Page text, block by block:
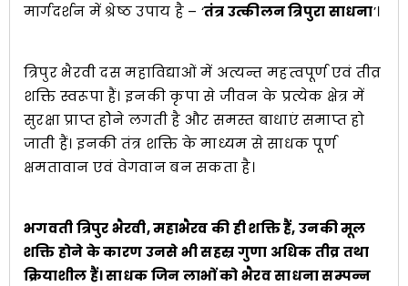
मार्गदर्शन में श्रेष्ठ उपाय है – ‘तंत्र उत्कीलन त्रिपुरा साधना’।
त्रिपुर भैरवी दस महाविद्याओं में अत्यन्त महत्वपूर्ण एवं तीव्र
शक्ति स्वरूपा हैं। इनकी कृपा से जीवन के प्रत्येक क्षेत्र में
सुरक्षा प्राप्त होेने लगती है और समस्त बाधाएं समाप्त हो
जाती हैं। इनकी तंत्र शक्ति के माध्यम से साधक पूर्ण
क्षमतावान एवं वेगवान बन सकता है।
भगवती त्रिपुर भैरवी, महाभैरव की ही शक्ति हैं, उनकी मूल
शक्ति होने के कारण उनसे भी सहस्र गुणा अधिक तीव्र तथा
क्रियाशील हैं। साधक जिन लाभों को भैरव साधना सम्पन्न